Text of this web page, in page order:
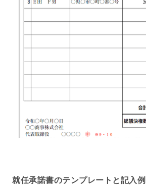
就任承諾書のテンプレートと記入例